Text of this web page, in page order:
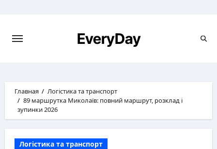
EveryDay
Главная
Логістика та транспорт
89 маршрутка Миколаїв: повний маршрут, розклад і
зупинки 2026
Логістика та транспорт